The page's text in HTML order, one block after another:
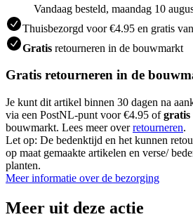
Vandaag besteld, maandag 10
Thuisbezorgd voor €4.95 en gratis
Gratis retourneren in de bouwmarkt
Gratis retourneren in de
Je kunt dit artikel binnen 30 dagen na
via een PostNL-punt voor €4.95 ofgratis
bouwmarkt. Lees meer overretourneren.
Let op: De bedenktijd en het kunnen
op maat gemaakte artikelen en verse/
planten.
Meer informatie over de bezorging
Meer uit deze actie